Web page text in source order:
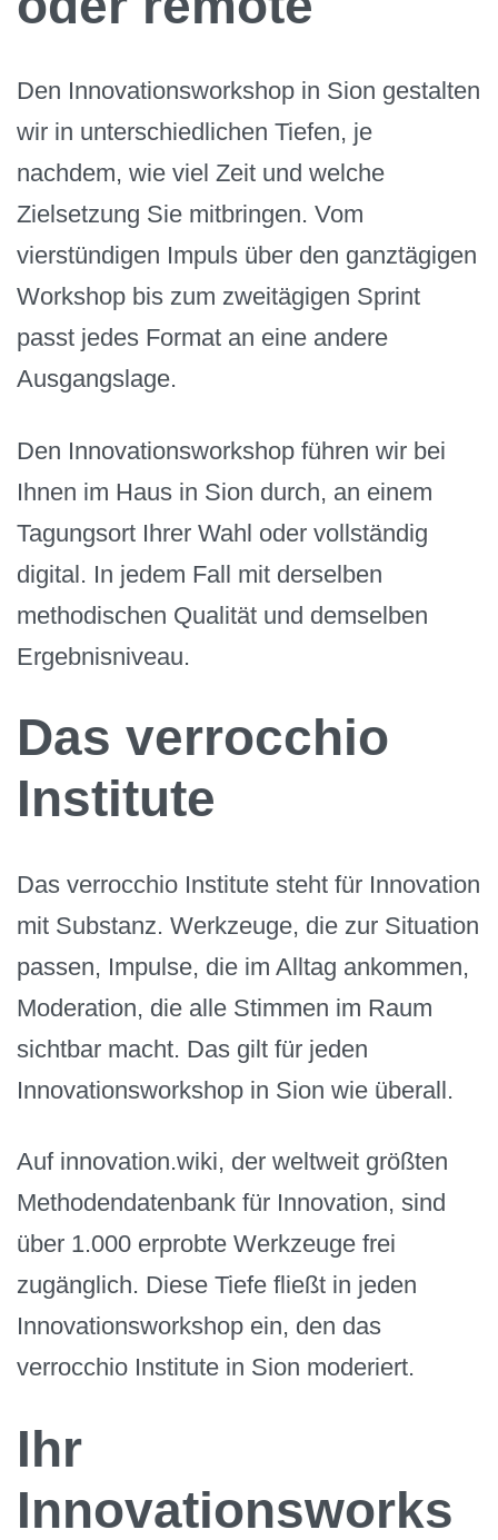
Den Innovationsworkshop in Sion gestalten
wir in unterschiedlichen Tiefen, je
nachdem, wie viel Zeit und welche
Zielsetzung Sie mitbringen. Vom
vierstündigen Impuls über den ganztägigen
Workshop bis zum zweitägigen Sprint
passt jedes Format an eine andere
Ausgangslage.
Den Innovationsworkshop führen wir bei
Ihnen im Haus in Sion durch, an einem
Tagungsort Ihrer Wahl oder vollständig
digital. In jedem Fall mit derselben
methodischen Qualität und demselben
Ergebnisniveau.
Das verrocchio
Institute
Das verrocchio Institute steht für Innovation
mit Substanz. Werkzeuge, die zur Situation
passen, Impulse, die im Alltag ankommen,
Moderation, die alle Stimmen im Raum
sichtbar macht. Das gilt für jeden
Innovationsworkshop in Sion wie überall.
Auf innovation.wiki, der weltweit größten
Methodendatenbank für Innovation, sind
über 1.000 erprobte Werkzeuge frei
zugänglich. Diese Tiefe fließt in jeden
Innovationsworkshop ein, den das
verrocchio Institute in Sion moderiert.
Ihr
Innovationsworks